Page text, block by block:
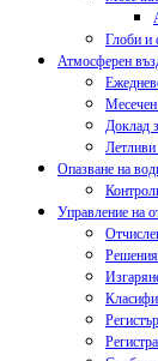
Глоби и
Атмосферен
Доклад
Летливи
Опазване на
Управление на
Решения